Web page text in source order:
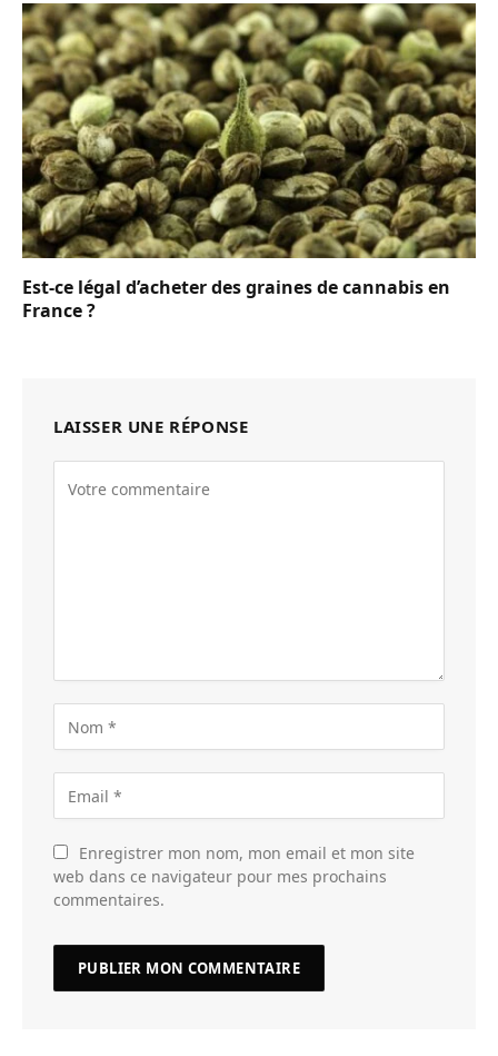
Est-ce légal d’acheter des graines de cannabis en
France ?
LAISSER UNE RÉPONSE
Enregistrer mon nom, mon email et mon site
web dans ce navigateur pour mes prochains
commentaires.